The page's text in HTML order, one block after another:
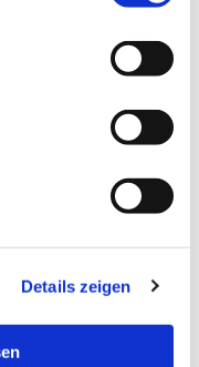
Details zeigen
sein und
– tägliche